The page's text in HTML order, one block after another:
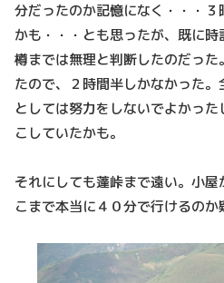
分だったのか記憶になく・・・
かも・・・とも思ったが、既に
樽までは無理と判断したのだっ
たので、２時間半しかなかった
としては努力をしないでよかっ
こしていたかも。
それにしても蓬峠まで遠い。小
こまで本当に４０分で行けるのか